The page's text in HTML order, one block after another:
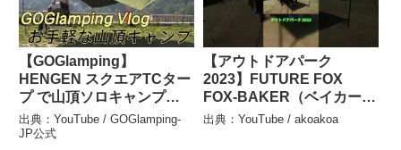
【GOGlamping】
HENGEN スクエアTCター
プ で山頂ソロキャンプを
楽しむ! – GOGlamping-JP
公式
出典：YouTube / GOGlamping-
JP公式
【アウトドアパーク
2023】FUTURE FOX
FOX-BAKER（ベイカーテ
ント）の紹介 #Short #シ
出典：YouTube / akoakoa